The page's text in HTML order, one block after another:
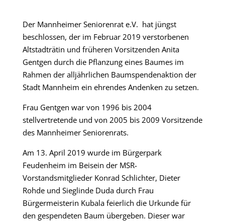
Der Mannheimer Seniorenrat e.V. hat jüngst
beschlossen, der im Februar 2019 verstorbenen
Altstadträtin und früheren Vorsitzenden Anita
Gentgen durch die Pflanzung eines Baumes im
Rahmen der alljährlichen Baumspendenaktion der
Stadt Mannheim ein ehrendes Andenken zu setzen.
Frau Gentgen war von 1996 bis 2004
stellvertretende und von 2005 bis 2009 Vorsitzende
des Mannheimer Seniorenrats.
Am 13. April 2019 wurde im Bürgerpark
Feudenheim im Beisein der MSR-
Vorstandsmitglieder Konrad Schlichter, Dieter
Rohde und Sieglinde Duda durch Frau
Bürgermeisterin Kubala feierlich die Urkunde für
den gespendeten Baum übergeben. Dieser war